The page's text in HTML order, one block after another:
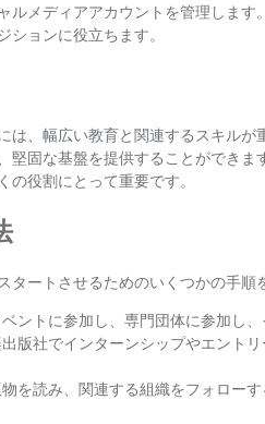
ルメディアアカウントを管理しま
ョンに役立ちます。
は、幅広い教育と関連するスキル
堅固な基盤を提供することができ
の役割にとって重要です。
タートさせるためのいくつかの手順
ントに参加し、専門団体に参加し
版社でインターンシップやエント
を読み、関連する組織をフォロー